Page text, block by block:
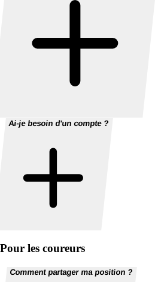
Ai-je besoin d'un compte ?
Pour les coureurs
Comment partager ma position ?